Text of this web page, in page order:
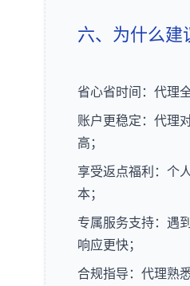
六、为什么建
省心省时间：代理
账户更稳定：代理
高；
享受返点福利：个
本；
专属服务支持：遇
响应更快；
合规指导：代理熟